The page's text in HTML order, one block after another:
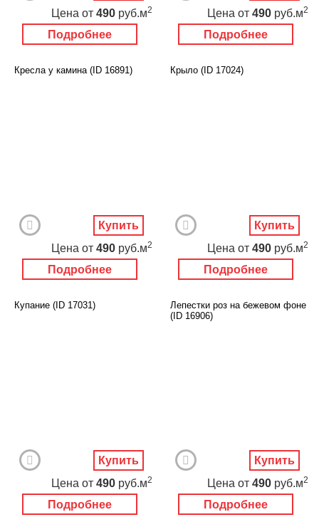
Подробнее
Цена от 490 руб.м2
Подробнее
Цена от 490 руб.м2
Кресла у камина (ID 16891)
Подробнее
Цена от 490 руб.м2
Купить
Крыло (ID 17024)
Подробнее
Цена от 490 руб.м2
Купить
Купание (ID 17031)
Подробнее
Цена от 490 руб.м2
Купить
Лепестки роз на бежевом фоне
(ID 16906)
Подробнее
Цена от 490 руб.м2
Купить